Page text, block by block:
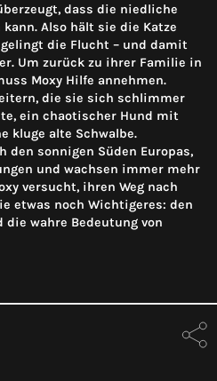
dass die niedliche
Also hält sie die Katze
die Flucht – und damit
Um zurück zu ihrer Familie in
Moxy Hilfe annehmen.
die sie sich schlimmer
ein chaotischer Hund mit
kluge alte Schwalbe.
den sonnigen Süden Europas,
und wachsen immer mehr
versucht, ihren Weg nach
etwas noch Wichtigeres: den
wahre Bedeutung von